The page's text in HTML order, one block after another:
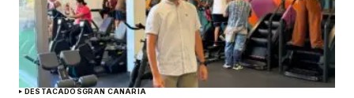
DESTACADOSGRAN CANARIA